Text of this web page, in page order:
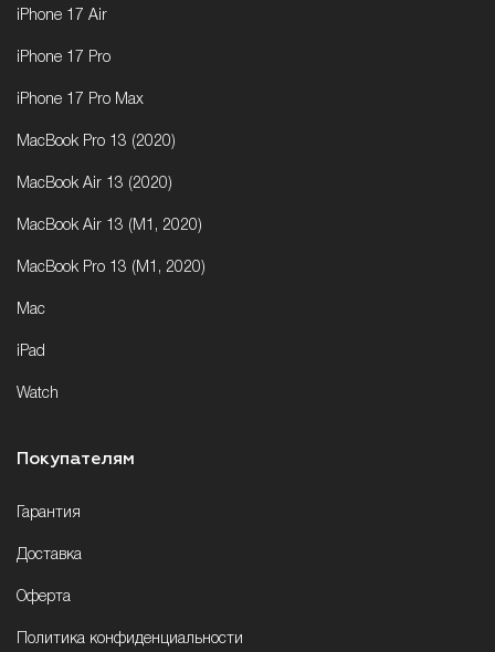
iPhone 17 Air
iPhone 17 Pro
iPhone 17 Pro Max
MacBook Pro 13 (2020)
MacBook Air 13 (2020)
MacBook Air 13 (M1, 2020)
MacBook Pro 13 (M1, 2020)
Mac
iPad
Watch
Покупателям
Гарантия
Доставка
Оферта
Политика конфиденциальности